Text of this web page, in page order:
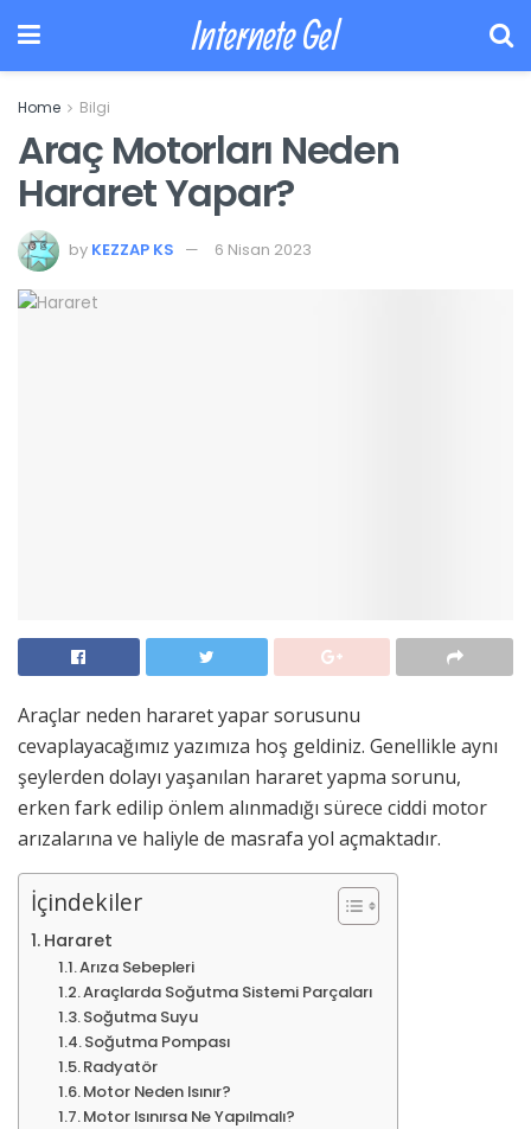
Internete Gel
Home Bilgi
Araç Motorları Neden
Hararet Yapar?
by KEZZAP KS 6 Nisan 2023
Araçlar neden hararet yapar sorusunu
cevaplayacağımız yazımıza hoş geldiniz. Genellikle aynı
şeylerden dolayı yaşanılan hararet yapma sorunu,
erken fark edilip önlem alınmadığı sürece ciddi motor
arızalarına ve haliyle de masrafa yol açmaktadır.
İçindekiler
Hararet
Arıza Sebepleri
Araçlarda Soğutma Sistemi Parçaları
Soğutma Suyu
Soğutma Pompası
Radyatör
Motor Neden Isınır?
Motor Isınırsa Ne Yapılmalı?